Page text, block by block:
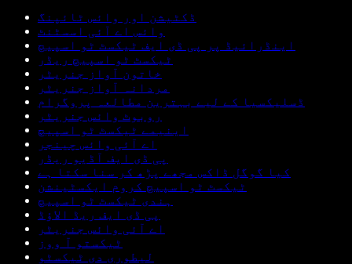
ڈکٹیشن اور وائس ٹائپنگ
وائس اے آئی اسسٹنٹ
اینڈرائیڈ پر پی ڈی ایف ٹیکسٹ ٹو اسپیچ
ٹیکسٹ ٹو اسپیچ ریڈر
خاتون آواز جنریٹر
مردانہ آواز جنریٹر
ڈسلیکسیا کے لیے بہترین مطالعہ پروگرام
روبوٹ وائس جنریٹر
اینیمے ٹیکسٹ ٹو اسپیچ
اے آئی وائس چینجر
پی ڈی ایف آڈیو ریڈر
کیا گوگل ڈاکس مجھے پڑھ کر سنا سکتا ہے
ٹیکسٹ ٹو اسپیچ کروم ایکسٹینشن
ہندی ٹیکسٹ ٹو اسپیچ
پی ڈی ایف ریڈ الاؤڈ
اے آئی وائس جنریٹر
ٹیکستو آ ووز
لیطوری دی ٹیکسٹو